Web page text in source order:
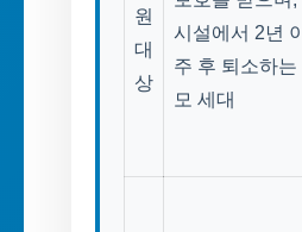
원
대
상
시설에서 2년
주 후 퇴소하는
모 세대